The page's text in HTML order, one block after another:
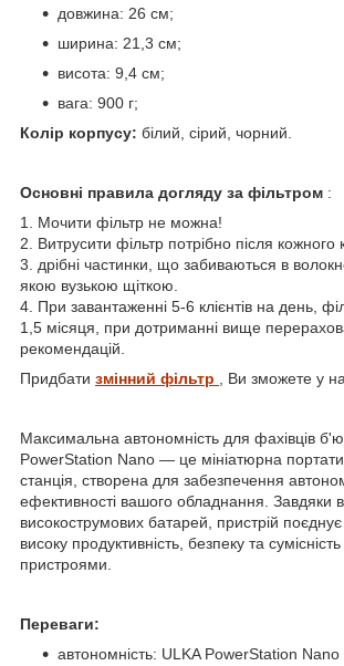
довжина: 26 см;
ширина: 21,3 см;
висота: 9,4 см;
вага: 900 г;
Колір корпусу: білий, сірий, чорний.
Основні правила догляду за фільтром :
1. Мочити фільтр не можна!
2. Витрусити фільтр потрібно після кожного
3. дрібні частинки, що забиваються в
якою вузькою щіткою.
4. При завантаженні 5-6 клієнтів на день,
1,5 місяця, при дотриманні вище
рекомендацій.
Придбати змінний фільтр , Ви зможете у
Максимальна автономність для фахівців
PowerStation Nano — це мініатюрна
станція, створена для забезпечення
ефективності вашого обладнання. Завдяки
високострумових батарей, пристрій поєднує
високу продуктивність, безпеку та
пристроями.
Переваги:
автономність: ULKA PowerStation Nano